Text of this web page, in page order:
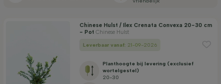
Chinese Hulst / Ilex Crenata Convexa 20-30 cm
- Pot Chinese Hulst
Leverbaar vanaf: 21-09-2026
Planthoogte bij levering (exclusief
wortelgestel)
20-30